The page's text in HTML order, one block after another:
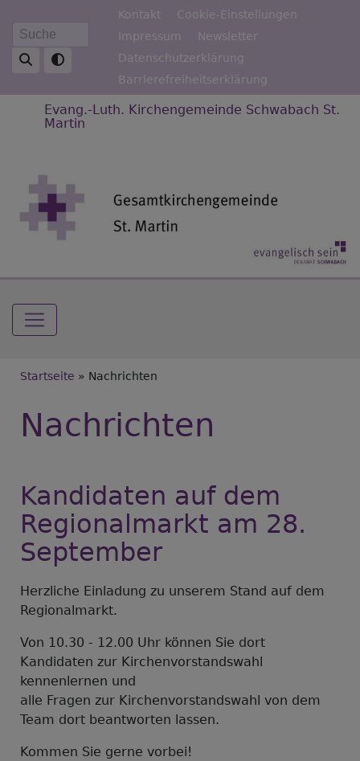
zum
Inhalt
Suche
Fußbereichsmenü
Kontakt
Cookie-Einstellungen
Impressum
Newsletter
Datenschutzerklärung
Barrierefreiheitserklärung
Evang.-Luth. Kirchengemeinde Schwabach St.
Martin
Hauptnavigation
Breadcrumb
Startseite Nachrichten
Nachrichten
Kandidaten auf dem
Regionalmarkt am 28.
September
Herzliche Einladung zu unserem Stand auf dem
Regionalmarkt.
Von 10.30 - 12.00 Uhr können Sie dort
Kandidaten zur Kirchenvorstandswahl
kennenlernen und
alle Fragen zur Kirchenvorstandswahl von dem
Team dort beantworten lassen.
Kommen Sie gerne vorbei!